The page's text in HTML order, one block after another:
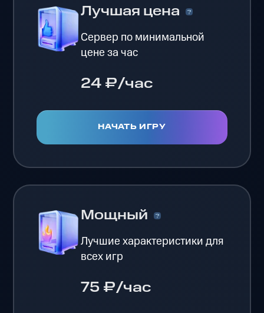
Лучшая цена
Сервер по минимальной
цене за час
24 ₽/час
НАЧАТЬ ИГРУ
Мощный
Лучшие характеристики для
всех игр
75 ₽/час